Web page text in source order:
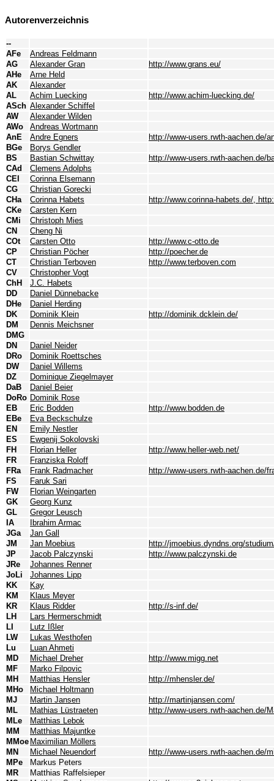
Autorenverzeichnis
--
AFe
Andreas Feldmann
AG
Alexander Gran
http://www.grans.eu/
AHe
Arne Held
AK
Alexander
AL
Achim Luecking
http://www.achim-luecking.de/
ASch Alexander Schiffel
AW
Alexander Wilden
AWo
Andreas Wortmann
AnE
Andre Egners
http://www-users.rwth-aachen.de/
BGe
Borys Gendler
BS
Bastian Schwittay
http://www-users.rwth-aachen.de/
CAd
Clemens Adolphs
CEl
Corinna Elsemann
CG
Christian Gorecki
CHa
Corinna Habets
http://www.corinna-habets.de/,
CKe
Carsten Kern
CMi
Christoph Mies
CN
Cheng Ni
COt
Carsten Otto
http://www.c-otto.de
CP
Christian Pöcher
http://poecher.de
CT
Christian Terboven
http://www.terboven.com
CV
Christopher Vogt
ChH
J.C. Habets
DD
Daniel Dünnebacke
DHe
Daniel Herding
DK
Dominik Klein
http://dominik.dcklein.de/
DM
Dennis Meichsner
DMG
DN
Daniel Neider
DRo
Dominik Roettsches
DW
Daniel Willems
DZ
Dominique Ziegelmayer
DaB
Daniel Beier
DoRo Dominik Rose
EB
Eric Bodden
http://www.bodden.de
EBe
Eva Beckschulze
EN
Emily Nestler
ES
Ewgenij Sokolovski
FH
Florian Heller
http://www.heller-web.net/
FR
Franziska Roloff
FRa
Frank Radmacher
http://www-users.rwth-aachen.de/
FS
Faruk Sari
FW
Florian Weingarten
GK
Georg Kunz
GL
Gregor Leusch
IA
Ibrahim Armac
JGa
Jan Gall
JM
Jan Moebius
http://jmoebius.dyndns.org/
JP
Jacob Palczynski
http://www.palczynski.de
JRe
Johannes Renner
JoLi
Johannes Lipp
KK
Kay
KM
Klaus Meyer
KR
Klaus Ridder
http://s-inf.de/
LH
Lars Hermerschmidt
LI
Lutz Ißler
LW
Lukas Westhofen
Lu
Luan Ahmeti
MD
Michael Dreher
http://www.migg.net
MF
Marko Filpovic
MH
Matthias Hensler
http://mhensler.de/
MHo
Michael Holtmann
MJ
Martin Jansen
http://martinjansen.com/
ML
Mathias Lüstraeten
http://www-users.rwth-aachen.de/
MLe
Matthias Lebok
MM
Matthias Majuntke
MMoe Maximilian Möllers
MN
Michael Neuendorf
http://www-users.rwth-aachen.de/
MPe
Markus Peters
MR
Matthias Raffelsieper